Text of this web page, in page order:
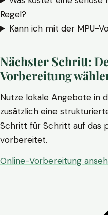
Regel?
Kann ich mit der MPU-
Nächster Schritt:
Vorbereitung
Nutze lokale Angebote in
zusätzlich eine
Schritt für Schritt auf das
vorbereitet.
Online-Vorbereitung